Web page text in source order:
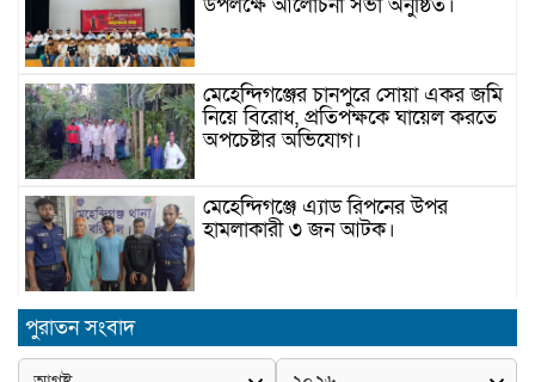
উপলক্ষে আলোচনা সভা অনুষ্ঠিত।
মেহেন্দিগঞ্জের চানপুরে সোয়া একর জমি
নিয়ে বিরোধ, প্রতিপক্ষকে ঘায়েল করতে
অপচেষ্টার অভিযোগ।
মেহেন্দিগঞ্জে এ্যাড রিপনের উপর
হামলাকারী ৩ জন আটক।
প্রতিযোগিতা অনুষ্ঠিত।
পুরাতন সংবাদ